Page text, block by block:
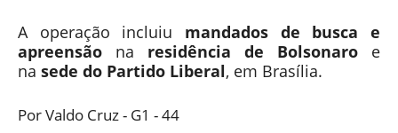
A operação incluiu mandados de busca e
apreensão na residência de Bolsonaro e
na sede do Partido Liberal, em Brasília.
Por Valdo Cruz - G1 - 44